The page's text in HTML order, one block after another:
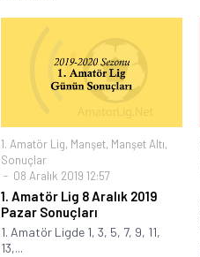
1. Amatör Lig, Manşet, Manşet Altı,
Sonuçlar
08 Aralık 2019 12:57
1. Amatör Lig 8 Aralık 2019
Pazar Sonuçları
1. Amatör Ligde 1, 3, 5, 7, 9, 11,
13,...